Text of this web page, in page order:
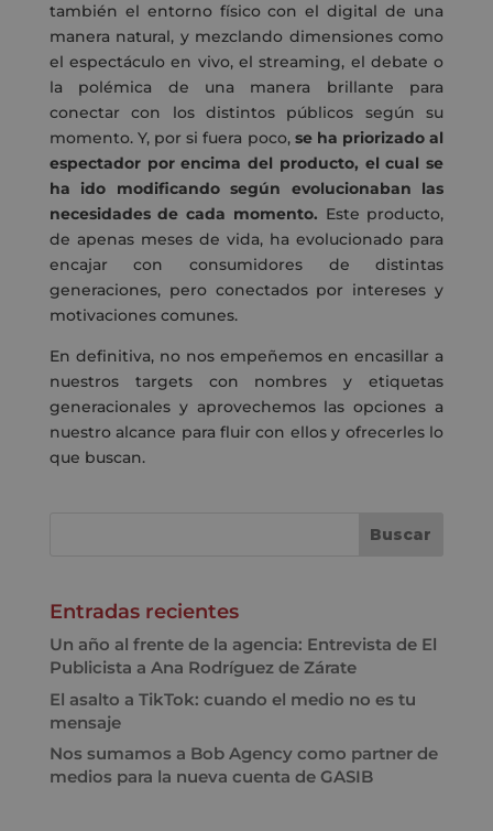
también el entorno físico con el digital de una
manera natural, y mezclando dimensiones como
el espectáculo en vivo, el streaming, el debate o
la polémica de una manera brillante para
conectar con los distintos públicos según su
momento. Y, por si fuera poco, se ha priorizado al
espectador por encima del producto, el cual se
ha ido modificando según evolucionaban las
necesidades de cada momento. Este producto,
de apenas meses de vida, ha evolucionado para
encajar con consumidores de distintas
generaciones, pero conectados por intereses y
motivaciones comunes.
En definitiva, no nos empeñemos en encasillar a
nuestros targets con nombres y etiquetas
generacionales y aprovechemos las opciones a
nuestro alcance para fluir con ellos y ofrecerles lo
que buscan.
Entradas recientes
Un año al frente de la agencia: Entrevista de El
Publicista a Ana Rodríguez de Zárate
El asalto a TikTok: cuando el medio no es tu
mensaje
Nos sumamos a Bob Agency como partner de
medios para la nueva cuenta de GASIB